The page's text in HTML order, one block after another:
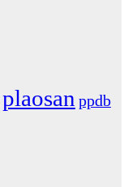
plaosan ppdb